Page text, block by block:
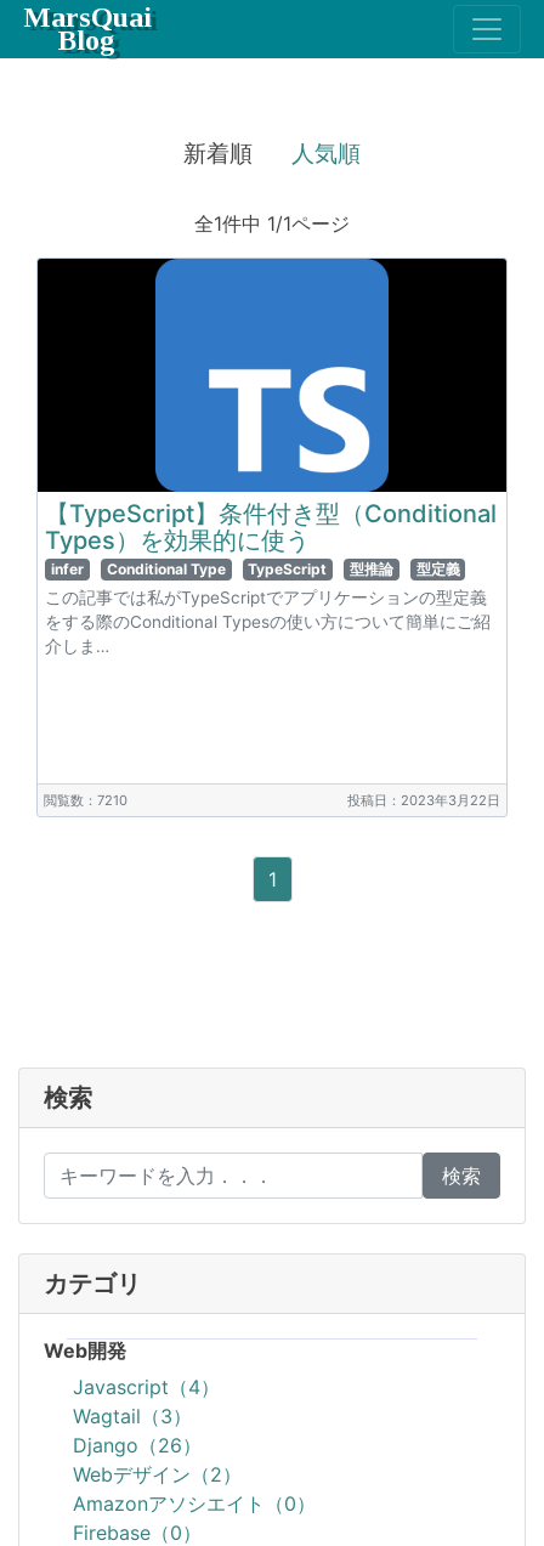
MarsQuai
Blog
新着順 人気順
全1件中 1/1ページ
【TypeScript】条件付き型（Conditional
Types）を効果的に使う
infer Conditional Type TypeScript 型推論 型定義
この記事では私がTypeScriptでアプリケーションの型定義
をする際のConditional Typesの使い方について簡単にご紹
介しま…
閲覧数：7210 投稿日：2023年3月22日
1
検索
検索
カテゴリ
Web開発
Javascript（4）
Wagtail（3）
Django（26）
Webデザイン（2）
Amazonアソシエイト（0）
Firebase（0）